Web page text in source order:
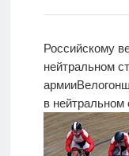
О
Версия для
слабовидящих
Российскому
нейтральном
армии
в нейтральном